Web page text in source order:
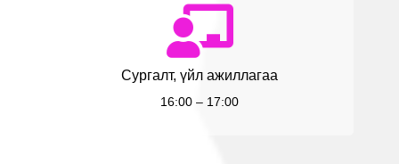
Сургалт, үйл ажиллагаа
16:00 – 17:00